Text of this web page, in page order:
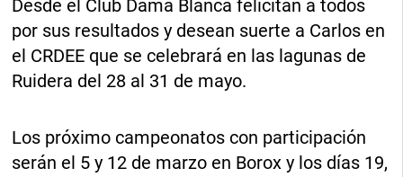
Desde el Club Dama Blanca felicitan a todos
por sus resultados y desean suerte a Carlos en
el CRDEE que se celebrará en las lagunas de
Ruidera del 28 al 31 de mayo.
Los próximo campeonatos con participación
serán el 5 y 12 de marzo en Borox y los días 19,